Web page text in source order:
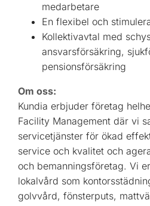
medarbetare
En flexibel och
Kollektivavtal med
ansvarsförsäkring,
pensionsförsäkring
Om oss:
Kundia erbjuder företag
Facility Management där vi
servicetjänster för ökad
service och kvalitet och
och bemanningsföretag. Vi
lokalvård som
golvvård, fönsterputs,